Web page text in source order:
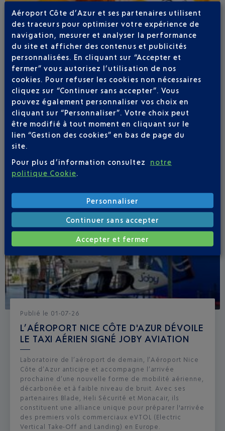
Publiéle 13-07-26
ÉTÉ BOHÊME À L'AÉROPORT NICE CÔTE
D'AZUR
Du 23 juillet au 6 septembre, Il y a comme un air de
vacances dans votre aéroport.
Publié le 01-07-26
L’AÉROPORT NICE CÔTE D'AZUR DÉVOILE
LE TAXI AÉRIEN SIGNÉ JOBY AVIATION
Laboratoire de l’aéroport de demain, l’Aéroport Nice
Côte d’Azur anticipe et accompagne l’arrivée
prochaine d’une nouvelle forme de mobilité aérienne,
décarbonée et à faible niveau de bruit. Avec ses
partenaires Blade, Heli Sécurité et Monacair, ils
constituent une alliance unique pour préparer l'arrivée
des premiers vols commerciaux eVTOL (Electric
Vertical Take-Off and Landing) en Europe.
Aéroport Côte d’Azur et ses partenaires utilisent
des traceurs pour optimiser votre expérience de
navigation, mesurer et analyser la performance
du site et afficher des contenus et publicités
personnalisées. En cliquant sur “Accepter et
fermer” vous autorisez l’utilisation de nos
cookies. Pour refuser les cookies non nécessaires
cliquez sur “Continuer sans accepter”. Vous
pouvez également personnaliser vos choix en
cliquant sur “Personnaliser”. Votre choix peut
être modifié à tout moment en cliquant sur le
lien “Gestion des cookies” en bas de page du
site.
Pour plus d’information consultez
notre
politique Cookie.
Personnaliser
Continuer sans accepter
Accepter et fermer